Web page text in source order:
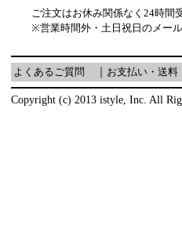
ご注文はお休み関係なく24時間
※営業時間外・土日祝日のメー
よくあるご質問 お支払い・送料
Copyright (c) 2013 istyle, Inc. All